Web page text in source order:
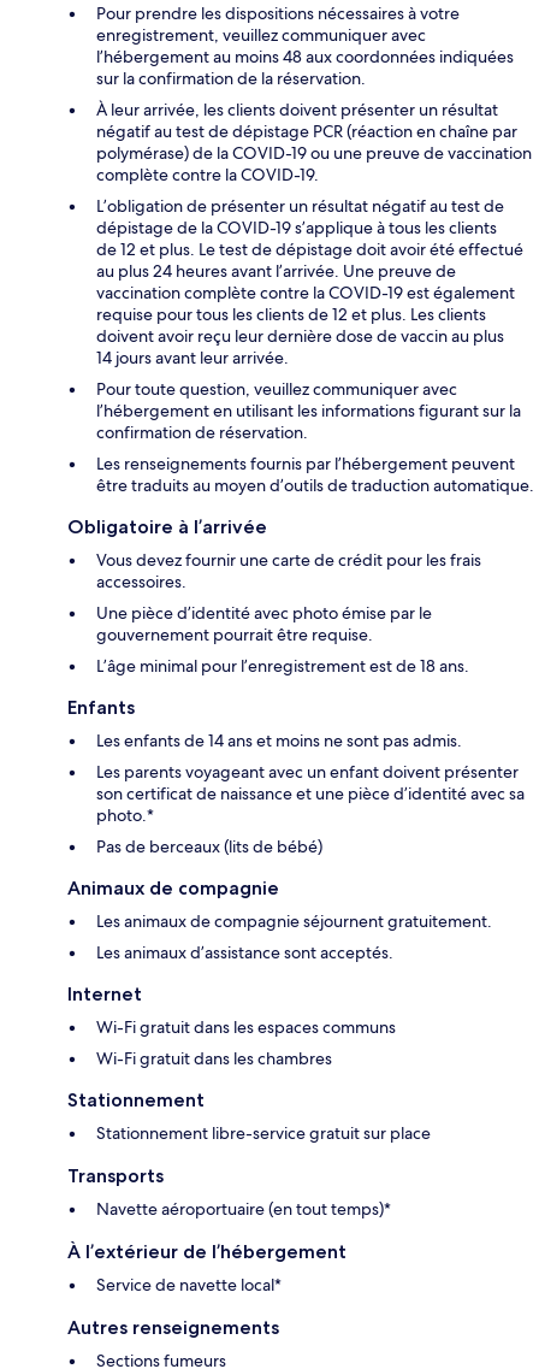
Pour prendre les dispositions nécessaires à votre
enregistrement, veuillez communiquer avec
l’hébergement au moins 48 aux coordonnées indiquées
sur la confirmation de la réservation.
À leur arrivée, les clients doivent présenter un résultat
négatif au test de dépistage PCR (réaction en chaîne par
polymérase) de la COVID-19 ou une preuve de vaccination
complète contre la COVID-19.
L’obligation de présenter un résultat négatif au test de
dépistage de la COVID-19 s’applique à tous les clients
de 12 et plus. Le test de dépistage doit avoir été effectué
au plus 24 heures avant l’arrivée. Une preuve de
vaccination complète contre la COVID-19 est également
requise pour tous les clients de 12 et plus. Les clients
doivent avoir reçu leur dernière dose de vaccin au plus
14 jours avant leur arrivée.
Pour toute question, veuillez communiquer avec
l’hébergement en utilisant les informations figurant sur la
confirmation de réservation.
Les renseignements fournis par l’hébergement peuvent
être traduits au moyen d’outils de traduction automatique.
Obligatoire à l’arrivée
Vous devez fournir une carte de crédit pour les frais
accessoires.
Une pièce d’identité avec photo émise par le
gouvernement pourrait être requise.
L’âge minimal pour l’enregistrement est de 18 ans.
Enfants
Les enfants de 14 ans et moins ne sont pas admis.
Les parents voyageant avec un enfant doivent présenter
son certificat de naissance et une pièce d’identité avec sa
photo.*
Pas de berceaux (lits de bébé)
Animaux de compagnie
Les animaux de compagnie séjournent gratuitement.
Les animaux d’assistance sont acceptés.
Internet
Wi-Fi gratuit dans les espaces communs
Wi-Fi gratuit dans les chambres
Stationnement
Stationnement libre-service gratuit sur place
Transports
Navette aéroportuaire (en tout temps)*
À l’extérieur de l’hébergement
Service de navette local*
Autres renseignements
Sections fumeurs